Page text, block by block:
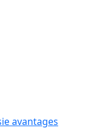
avantages